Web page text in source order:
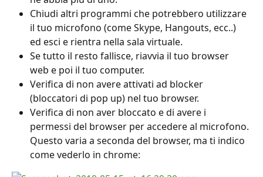
Chiudi altri programmi che potrebbero utilizzare
il tuo microfono (come Skype, Hangouts, ecc..)
ed esci e rientra nella sala virtuale.
Se tutto il resto fallisce, riavvia il tuo browser
web e poi il tuo computer.
Verifica di non avere attivati ad blocker
(bloccatori di pop up) nel tuo browser.
Verifica di non aver bloccato e di avere i
permessi del browser per accedere al microfono.
Questo varia a seconda del browser, ma ti indico
come vederlo in chrome: